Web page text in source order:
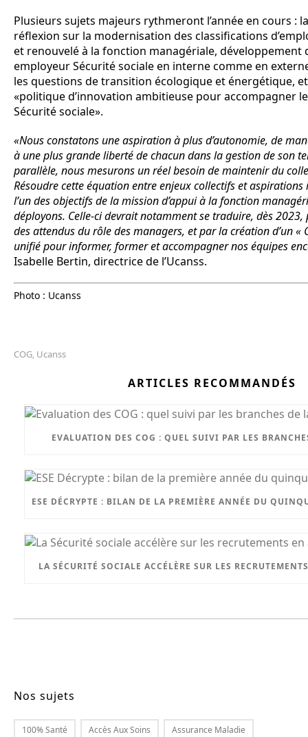
Plusieurs sujets majeurs rythmeront l’année en cours :
réflexion sur la modernisation des classifications
et renouvelé à la fonction managériale, développement
employeur Sécurité sociale en interne comme en
les questions de transition écologique et énergétique,
«politique d’innovation ambitieuse pour accompagner
Sécurité sociale».
«Nous constatons une aspiration à plus d’autonomie, de
à une plus grande liberté de chacun dans la gestion de son
parallèle, nous mesurons un réel besoin de maintenir du
Résoudre cette équation entre enjeux collectifs et aspirations
l’un des objectifs de la mission d’appui à la fonction
déployons. Celle-ci devrait notamment se traduire, dès
des attendus du rôle des managers, et par la création d’un «
unifié pour informer, former et accompagner nos équipes
Isabelle Bertin, directrice de l’Ucanss.
Photo : Ucanss
COG, Ucanss
ARTICLES RECOMMANDÉS
EVALUATION DES COG : QUEL SUIVI PAR LES
ESE DÉCRYPTE : BILAN DE LA PREMIÈRE ANNÉE DU
LA SÉCURITÉ SOCIALE ACCÉLÈRE SUR LES
Nos sujets
100% Santé Accès Aux Soins Assurance Maladie